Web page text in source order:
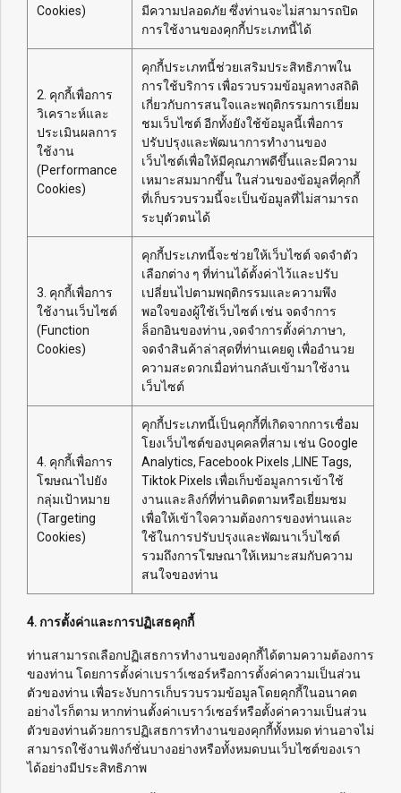
Cookies)
มีความปลอดภัย ซึ่งท่านจะไม่สามารถปิด
การใช้งานของคุกกี้ประเภทนี้ได้
2. คุกกี้เพื่อการ
วิเคราะห์และ
ประเมินผลการ
ใช้งาน
(Performance
Cookies)
คุกกี้ประเภทนี้ช่วยเสริมประสิทธิภาพใน
การใช้บริการ เพื่อรวบรวมข้อมูลทางสถิติ
เกี่ยวกับการสนใจและพฤติกรรมการเยี่ยม
ชมเว็บไซต์ อีกทั้งยังใช้ข้อมูลนี้เพื่อการ
ปรับปรุงและพัฒนาการทำงานของ
เว็บไซต์เพื่อให้มีคุณภาพดีขึ้นและมีความ
เหมาะสมมากขึ้น ในส่วนของข้อมูลที่คุกกี้
ที่เก็บรวบรวมนี้จะเป็นข้อมูลที่ไม่สามารถ
ระบุตัวตนได้
3. คุกกี้เพื่อการ
ใช้งานเว็บไซต์
(Function
Cookies)
คุกกี้ประเภทนี้จะช่วยให้เว็บไซต์ จดจำตัว
เลือกต่าง ๆ ที่ท่านได้ตั้งค่าไว้และปรับ
เปลี่ยนไปตามพฤติกรรมและความพึง
พอใจของผู้ใช้เว็บไซต์ เช่น จดจำการ
ล็อกอินของท่าน ,จดจำการตั้งค่าภาษา,
จดจำสินค้าล่าสุดที่ท่านเคยดู เพื่ออำนวย
ความสะดวกเมื่อท่านกลับเข้ามาใช้งาน
เว็บไซต์
4. คุกกี้เพื่อการ
โฆษณาไปยัง
กลุ่มเป้าหมาย
(Targeting
Cookies)
คุกกี้ประเภทนี้เป็นคุกกี้ที่เกิดจากการเชื่อม
โยงเว็บไซต์ของบุคคลที่สาม เช่น Google
Analytics, Facebook Pixels ,LINE Tags,
Tiktok Pixels เพื่อเก็บข้อมูลการเข้าใช้
งานและลิงก์ที่ท่านติดตามหรือเยี่ยมชม
เพื่อให้เข้าใจความต้องการของท่านและ
ใช้ในการปรับปรุงและพัฒนาเว็บไซต์
รวมถึงการโฆษณาให้เหมาะสมกับความ
สนใจของท่าน
4. การตั้งค่าและการปฏิเสธคุกกี้
ท่านสามารถเลือกปฏิเสธการทำงานของคุกกี้ได้ตามความต้องการ
ของท่าน โดยการตั้งค่าเบราว์เซอร์หรือการตั้งค่าความเป็นส่วน
ตัวของท่าน เพื่อระงับการเก็บรวบรวมข้อมูลโดยคุกกี้ในอนาคต
อย่างไรก็ตาม หากท่านตั้งค่าเบราว์เซอร์หรือตั้งค่าความเป็นส่วน
ตัวของท่านด้วยการปฏิเสธการทำงานของคุกกี้ทั้งหมด ท่านอาจไม่
สามารถใช้งานฟังก์ชั่นบางอย่างหรือทั้งหมดบนเว็บไซต์ของเรา
ได้อย่างมีประสิทธิภาพ